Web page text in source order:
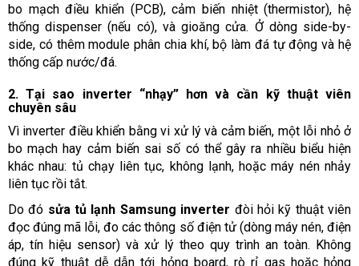
bo mạch điều khiển (PCB), cảm biến nhiệt (thermistor), hệ
thống dispenser (nếu có), và gioăng cửa. Ở dòng side-by-
side, có thêm module phân chia khí, bộ làm đá tự động và hệ
thống cấp nước/đá.
2. Tại sao inverter “nhạy” hơn và cần kỹ thuật viên
chuyên sâu
Vì inverter điều khiển bằng vi xử lý và cảm biến, một lỗi nhỏ ở
bo mạch hay cảm biến sai số có thể gây ra nhiều biểu hiện
khác nhau: tủ chạy liên tục, không lạnh, hoặc máy nén nhảy
liên tục rồi tắt.
Do đó sửa tủ lạnh Samsung inverter đòi hỏi kỹ thuật viên
đọc đúng mã lỗi, đo các thông số điện tử (dòng máy nén, điện
áp, tín hiệu sensor) và xử lý theo quy trình an toàn. Không
đúng kỹ thuật dễ dẫn tới hỏng board, rò rỉ gas hoặc hỏng